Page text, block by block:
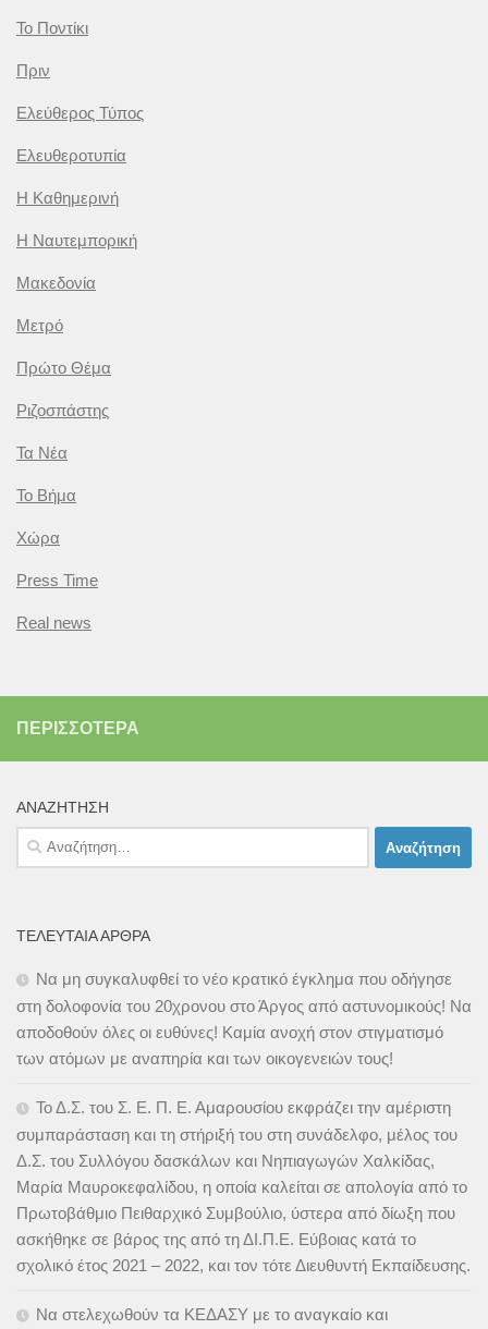
Το Ποντίκι
Πριν
Ελεύθερος Τύπος
Ελευθεροτυπία
Η Καθημερινή
Η Ναυτεμπορική
Μακεδονία
Μετρό
Πρώτο Θέμα
Ριζοσπάστης
Τα Νέα
Το Βήμα
Χώρα
Press Time
Real news
ΠΕΡΙΣΣΌΤΕΡΑ
ΑΝΑΖΉΤΗΣΗ
Αναζήτηση
για:
ΤΕΛΕΥΤΑΊΑ ΆΡΘΡΑ
Να μη συγκαλυφθεί το νέο κρατικό έγκλημα που οδήγησε
στη δολοφονία του 20χρονου στο Άργος από αστυνομικούς! Να
αποδοθούν όλες οι ευθύνες! Καμία ανοχή στον στιγματισμό
των ατόμων με αναπηρία και των οικογενειών τους!
Το Δ.Σ. του Σ. Ε. Π. Ε. Αμαρουσίου εκφράζει την αμέριστη
συμπαράσταση και τη στήριξή του στη συνάδελφο, μέλος του
Δ.Σ. του Συλλόγου δασκάλων και Νηπιαγωγών Χαλκίδας,
Μαρία Μαυροκεφαλίδου, η οποία καλείται σε απολογία από το
Πρωτοβάθμιο Πειθαρχικό Συμβούλιο, ύστερα από δίωξη που
ασκήθηκε σε βάρος της από τη ΔΙ.Π.Ε. Εύβοιας κατά το
σχολικό έτος 2021 – 2022, και τον τότε Διευθυντή Εκπαίδευσης.
Να στελεχωθούν τα ΚΕΔΑΣΥ με το αναγκαίο και